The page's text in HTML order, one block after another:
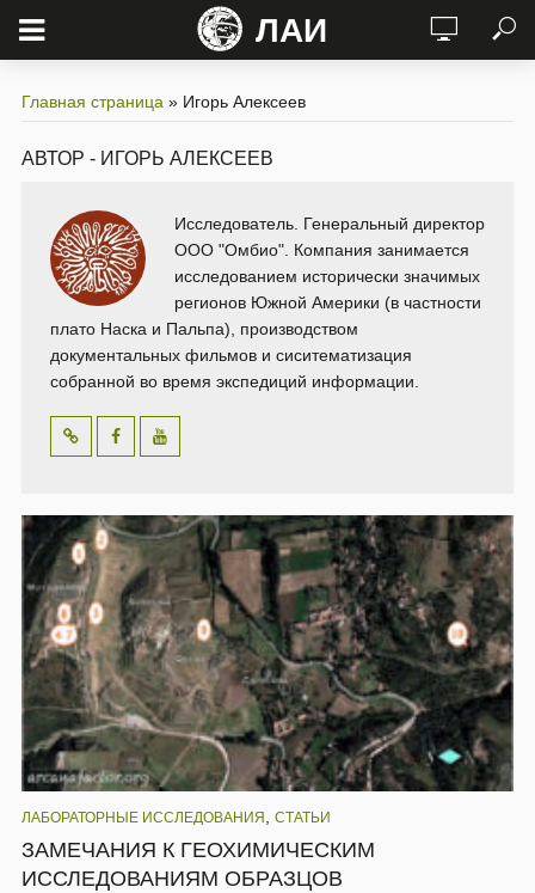
ЛАИ
Главная страница » Игорь Алексеев
АВТОР - ИГОРЬ АЛЕКСЕЕВ
Исследователь. Генеральный директор
ООО "Омбио". Компания занимается
исследованием исторически значимых
регионов Южной Америки (в частности
плато Наска и Пальпа), производством
документальных фильмов и сиситематизация
собранной во время экспедиций информации.
ЛАБОРАТОРНЫЕ ИССЛЕДОВАНИЯ СТАТЬИ
ЗАМЕЧАНИЯ К ГЕОХИМИЧЕСКИМ
ИССЛЕДОВАНИЯМ ОБРАЗЦОВ